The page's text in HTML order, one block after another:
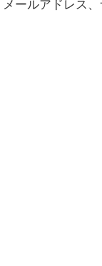
ールアドレス、